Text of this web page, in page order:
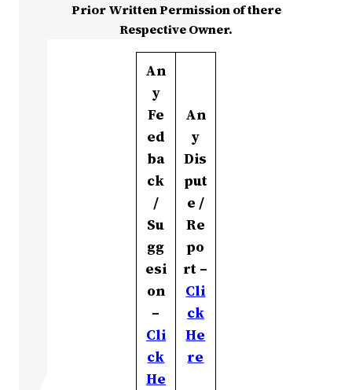
Prior Written Permission of there
Respective Owner.
An
y
Fe
ed
ba
ck
/
Su
gg
esi
on
–
Cli
ck
He
An
y
Dis
put
e /
Re
po
rt –
Cli
ck
He
re